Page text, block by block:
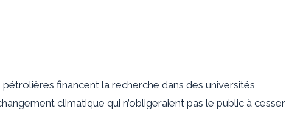
financent la recherche dans des universités
climatique qui n’obligeraient pas le public à cesser